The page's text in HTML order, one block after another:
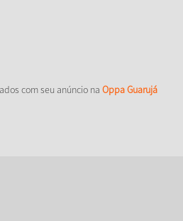
com seu anúncio na Oppa Guarujá